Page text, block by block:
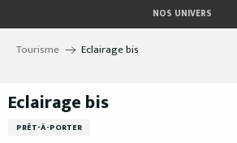
au
contenu
NOS UNIVERS
Tourisme Eclairage bis
Eclairage bis
PRÊT-À-PORTER